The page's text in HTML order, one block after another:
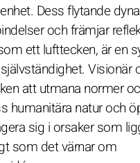
Dess flytande
och främjar
ett lufttecken, är en
Visionär
att utmana normer
humanitära natur och
sig i orsaker som
som det värnar om